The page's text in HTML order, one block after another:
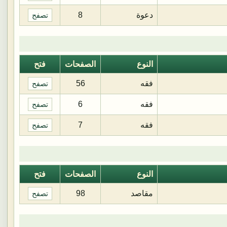
دعوة 8 تصفح
النوع الصفحات فتح
فقه 56 تصفح
فقه 6 تصفح
فقه 7 تصفح
النوع الصفحات فتح
مقاصد 98 تصفح